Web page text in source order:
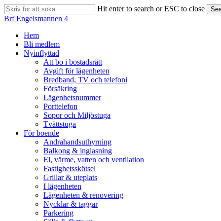
Skip
to
content
Hit enter to search or ESC to close
Close
Brf Engelsmannen 4
search
Menu
Hem
Bli medlem
Nyinflyttad
Att bo i bostadsrätt
Avgift för lägenheten
Bredband, TV och telefoni
Försäkring
Lägenhetsnummer
Porttelefon
Sopor och Miljöstuga
Tvättstuga
För boende
Andrahandsuthyrning
Balkong & inglasning
El, värme, vatten och ventilation
Fastighetsskötsel
Grillar & uteplats
I lägenheten
Lägenheten & renovering
Nycklar & taggar
Parkering